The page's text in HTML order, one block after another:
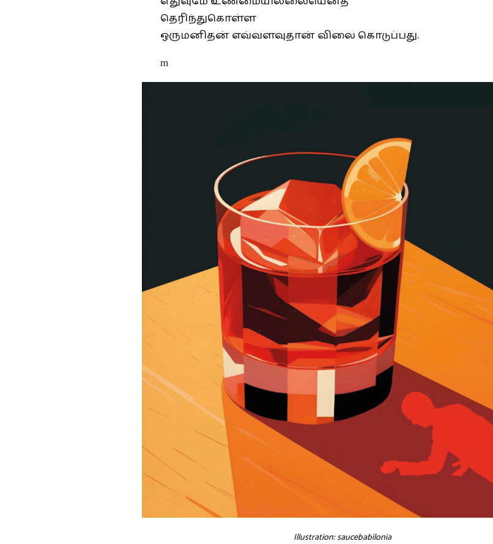
தெரிந்துகொள்ள
ஒருமனிதன் எவ்வளவுதான் விலை கொடுப்பது.
m
Illustration: saucebabilonia